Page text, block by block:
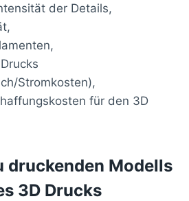
der Details,
Stromkosten),
für den 3D
druckenden Modells
3D Drucks